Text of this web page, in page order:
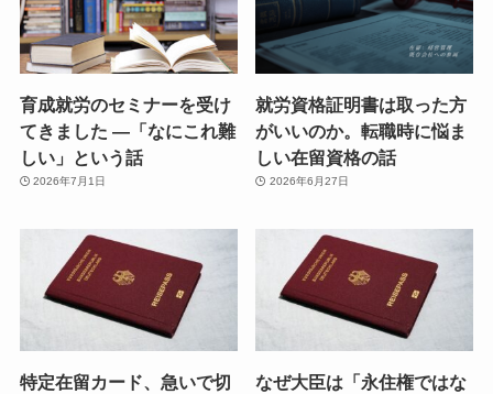
育成就労のセミナーを受け
てきました ―「なにこれ難
しい」という話
2026年7月1日
就労資格証明書は取った方
がいいのか。転職時に悩ま
しい在留資格の話
2026年6月27日
特定在留カード、急いで切
なぜ大臣は「永住権ではな